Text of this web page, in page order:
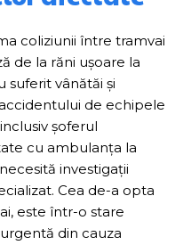
coliziunii între tramvai
de la răni ușoare la
suferit vânătăi și
de echipele
șoferul
cu ambulanța la
investigații
Cea de-a opta
este într-o stare
din cauza